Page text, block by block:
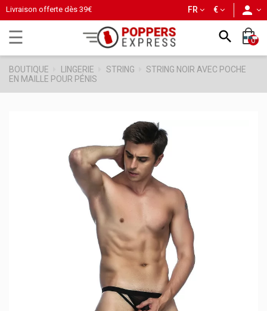
Livraison offerte dès 39€ €
FR
Basculer
la
navigation
☰  0
BOUTIQUE LINGERIE STRING
STRING NOIR AVEC POCHE
EN MAILLE POUR PÉNIS